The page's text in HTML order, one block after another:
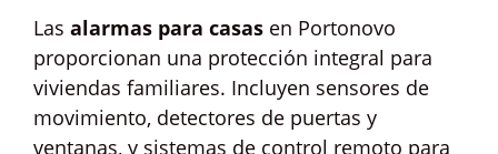
Las alarmas para casas en Portonovo
proporcionan una protección integral para
viviendas familiares. Incluyen sensores de
movimiento, detectores de puertas y
ventanas, y sistemas de control remoto para